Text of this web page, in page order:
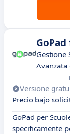
Gestione
Versione
Precio bajo
GoPad per
specificamente